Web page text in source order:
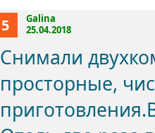
5
Galina
25.04.2018
Снимали
просторные,